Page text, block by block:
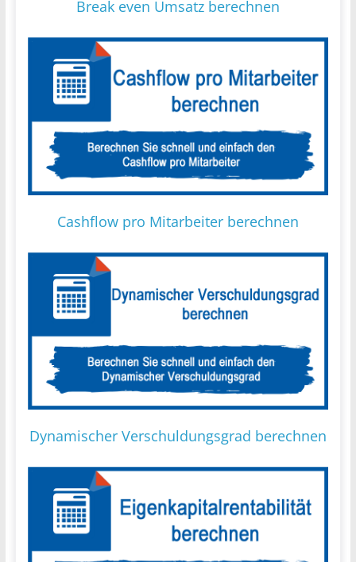
Break even Umsatz berechnen
Cashflow pro Mitarbeiter berechnen
Dynamischer Verschuldungsgrad berechnen